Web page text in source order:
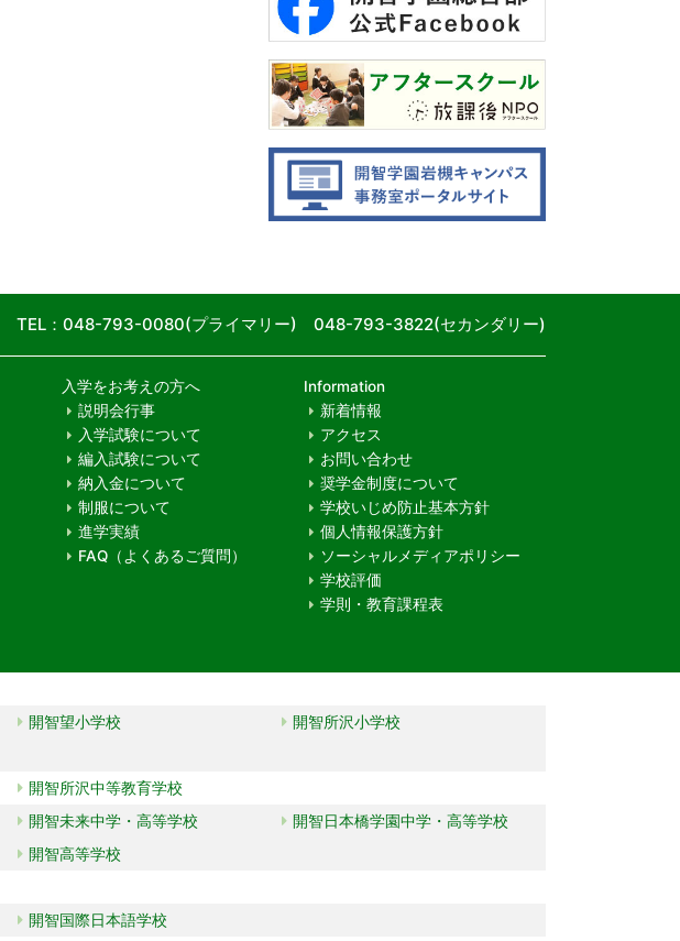
TEL：048-793-0080(プライマリー) 048-793-3822(セカンダリー)
入学をお考えの方へ
説明会行事
入学試験について
編入試験について
納入金について
制服について
進学実績
FAQ（よくあるご質問）
Information
新着情報
アクセス
お問い合わせ
奨学金制度について
学校いじめ防止基本方針
個人情報保護方針
ソーシャルメディアポリシー
学校評価
学則・教育課程表
開智望小学校
開智所沢小学校
開智所沢中等教育学校
開智未来中学・高等学校
開智日本橋学園中学・高等学校
開智高等学校
開智国際日本語学校